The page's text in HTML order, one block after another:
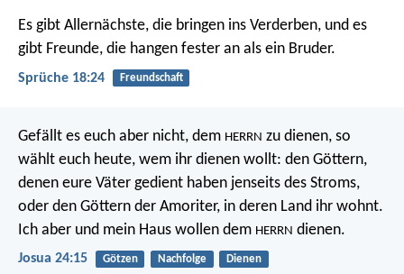
Es gibt Allernächste, die bringen ins Verderben, und es
gibt Freunde, die hangen fester an als ein Bruder.
Sprüche 18:24 Freundschaft
Gefällt es euch aber nicht, dem HERRN zu dienen, so
wählt euch heute, wem ihr dienen wollt: den Göttern,
denen eure Väter gedient haben jenseits des Stroms,
oder den Göttern der Amoriter, in deren Land ihr wohnt.
Ich aber und mein Haus wollen dem HERRN dienen.
Josua 24:15 Götzen Nachfolge Dienen